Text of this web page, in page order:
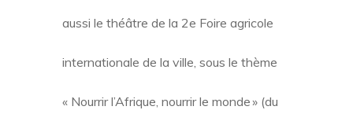
aussi le théâtre de la 2e Foire agricole
internationale de la ville, sous le thème
« Nourrir l’Afrique, nourrir le monde » (du